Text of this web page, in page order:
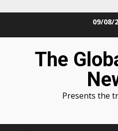
09/08/
The
Presents the